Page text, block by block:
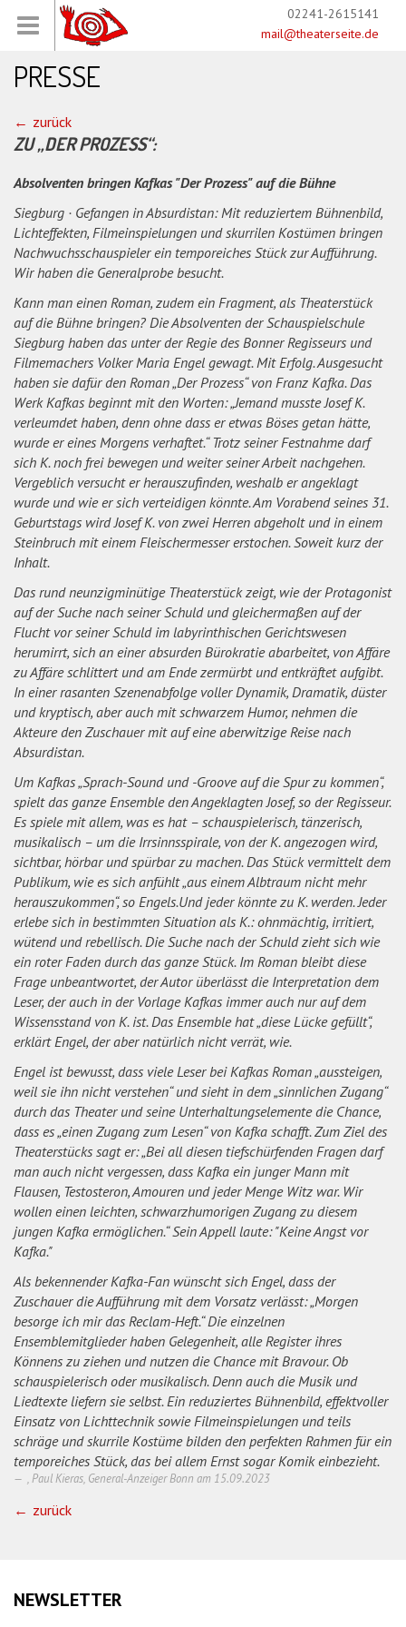
02241-2615141
mail@theaterseite.de
PRESSE
zurück
ZU „DER PROZESS“:
Absolventen bringen Kafkas "Der Prozess" auf die Bühne
Siegburg · Gefangen in Absurdistan: Mit reduziertem Bühnenbild,
Lichteffekten, Filmeinspielungen und skurrilen Kostümen bringen
Nachwuchsschauspieler ein temporeiches Stück zur Aufführung.
Wir haben die Generalprobe besucht.
Kann man einen Roman, zudem ein Fragment, als Theaterstück
auf die Bühne bringen? Die Absolventen der Schauspielschule
Siegburg haben das unter der Regie des Bonner Regisseurs und
Filmemachers Volker Maria Engel gewagt. Mit Erfolg. Ausgesucht
haben sie dafür den Roman „Der Prozess“ von Franz Kafka. Das
Werk Kafkas beginnt mit den Worten: „Jemand musste Josef K.
verleumdet haben, denn ohne dass er etwas Böses getan hätte,
wurde er eines Morgens verhaftet.“ Trotz seiner Festnahme darf
sich K. noch frei bewegen und weiter seiner Arbeit nachgehen.
Vergeblich versucht er herauszufinden, weshalb er angeklagt
wurde und wie er sich verteidigen könnte. Am Vorabend seines 31.
Geburtstags wird Josef K. von zwei Herren abgeholt und in einem
Steinbruch mit einem Fleischermesser erstochen. Soweit kurz der
Inhalt.
Das rund neunzigminütige Theaterstück zeigt, wie der Protagonist
auf der Suche nach seiner Schuld und gleichermaßen auf der
Flucht vor seiner Schuld im labyrinthischen Gerichtswesen
herumirrt, sich an einer absurden Bürokratie abarbeitet, von Affäre
zu Affäre schlittert und am Ende zermürbt und entkräftet aufgibt.
In einer rasanten Szenenabfolge voller Dynamik, Dramatik, düster
und kryptisch, aber auch mit schwarzem Humor, nehmen die
Akteure den Zuschauer mit auf eine aberwitzige Reise nach
Absurdistan.
Um Kafkas „Sprach-Sound und -Groove auf die Spur zu kommen“,
spielt das ganze Ensemble den Angeklagten Josef, so der Regisseur.
Es spiele mit allem, was es hat – schauspielerisch, tänzerisch,
musikalisch – um die Irrsinnsspirale, von der K. angezogen wird,
sichtbar, hörbar und spürbar zu machen. Das Stück vermittelt dem
Publikum, wie es sich anfühlt „aus einem Albtraum nicht mehr
herauszukommen“, so Engels.Und jeder könnte zu K. werden. Jeder
erlebe sich in bestimmten Situation als K.: ohnmächtig, irritiert,
wütend und rebellisch. Die Suche nach der Schuld zieht sich wie
ein roter Faden durch das ganze Stück. Im Roman bleibt diese
Frage unbeantwortet, der Autor überlässt die Interpretation dem
Leser, der auch in der Vorlage Kafkas immer auch nur auf dem
Wissensstand von K. ist. Das Ensemble hat „diese Lücke gefüllt“,
erklärt Engel, der aber natürlich nicht verrät, wie.
Engel ist bewusst, dass viele Leser bei Kafkas Roman „aussteigen,
weil sie ihn nicht verstehen“ und sieht in dem „sinnlichen Zugang“
durch das Theater und seine Unterhaltungselemente die Chance,
dass es „einen Zugang zum Lesen“ von Kafka schafft. Zum Ziel des
Theaterstücks sagt er: „Bei all diesen tiefschürfenden Fragen darf
man auch nicht vergessen, dass Kafka ein junger Mann mit
Flausen, Testosteron, Amouren und jeder Menge Witz war. Wir
wollen einen leichten, schwarzhumorigen Zugang zu diesem
jungen Kafka ermöglichen.“ Sein Appell laute: "Keine Angst vor
Kafka."
Als bekennender Kafka-Fan wünscht sich Engel, dass der
Zuschauer die Aufführung mit dem Vorsatz verlässt: „Morgen
besorge ich mir das Reclam-Heft.“ Die einzelnen
Ensemblemitglieder haben Gelegenheit, alle Register ihres
Könnens zu ziehen und nutzen die Chance mit Bravour. Ob
schauspielerisch oder musikalisch. Denn auch die Musik und
Liedtexte liefern sie selbst. Ein reduziertes Bühnenbild, effektvoller
Einsatz von Lichttechnik sowie Filmeinspielungen und teils
schräge und skurrile Kostüme bilden den perfekten Rahmen für ein
temporeiches Stück, das bei allem Ernst sogar Komik einbezieht.
, Paul Kieras, General-Anzeiger Bonn am 15.09.2023
zurück
NEWSLETTER